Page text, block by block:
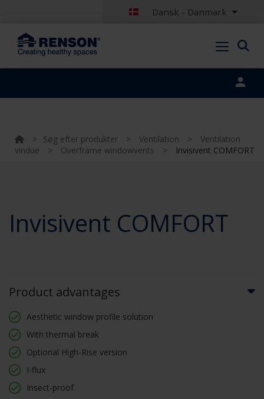
Dansk - Danmark
> Søg efter produkter > Ventilation >
Ventilation
vindue
> Overframe windowvents > Invisivent COMFORT
Invisivent COMFORT
Product advantages
Aesthetic window profile solution
With thermal break
Optional High-Rise version
I-flux
Insect-proof